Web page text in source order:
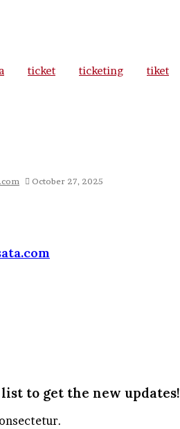
ticket ticketing tiket
October 27, 2025
to get the new updates!